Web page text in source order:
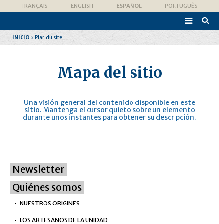
navegación
Herramientas
PersonalesFRANÇAIS ENGLISH ESPAÑOL PORTUGUÊS

INICIO › Plan du site
Mapa del sitio
Una visión general del contenido disponible en este
sitio. Mantenga el cursor quieto sobre un elemento
durante unos instantes para obtener su descripción.
Newsletter
Quiénes somos
NUESTROS ORIGINES
LOS ARTESANOS DE LA UNIDAD